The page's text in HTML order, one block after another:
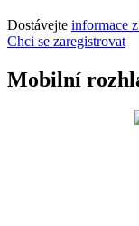
Dostávejte informace
Chci se zaregistrovat
Mobilní